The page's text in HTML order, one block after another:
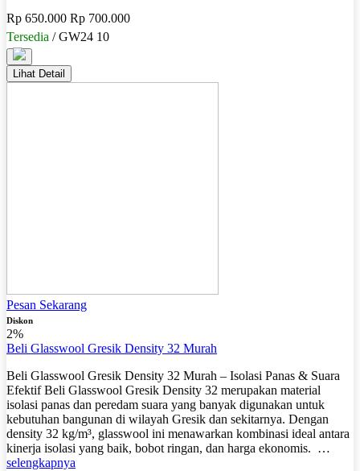
Rp 650.000 Rp 700.000
Tersedia / GW24 10
Lihat Detail
Pesan Sekarang
Diskon
2%
Beli Glasswool Gresik Density 32 Murah
Beli Glasswool Gresik Density 32 Murah – Isolasi Panas & Suara
Efektif Beli Glasswool Gresik Density 32 merupakan material
isolasi panas dan peredam suara yang banyak digunakan untuk
kebutuhan bangunan di wilayah Gresik dan sekitarnya. Dengan
density 32 kg/m³, glasswool ini menawarkan kombinasi ideal antara
kinerja isolasi yang baik, bobot ringan, dan harga ekonomis. …
selengkapnya